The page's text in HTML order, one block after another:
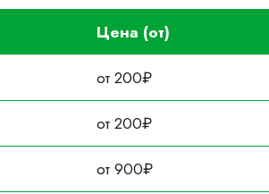
Цена (от)
от 200₽
от 200₽
от 900₽